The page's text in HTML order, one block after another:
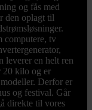
og fås med
den oplagt til
computere, tv
leverer en helt ren
20 kilo og er
Derfor er
og festival. Går
direkte til vores